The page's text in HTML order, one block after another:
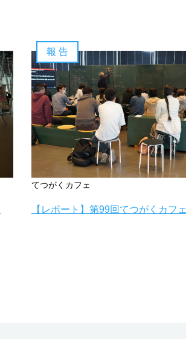
報 告
てつがくカフェ
【レポート】第99回てつがくカフェ